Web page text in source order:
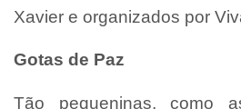
Xavier e organizados por
Gotas de Paz
Tão pequeninas, como